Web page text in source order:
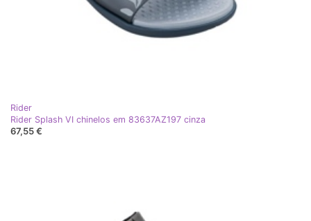
Rider
Rider Splash VI chinelos em 83637AZ197 cinza
67,55 €